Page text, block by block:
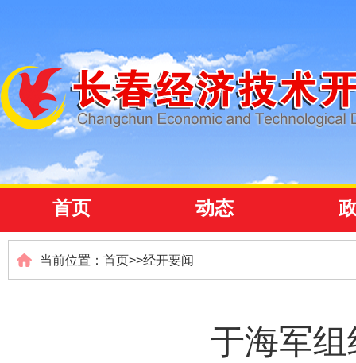
首页 动态
当前位置： 首页>>经开要闻
于海军